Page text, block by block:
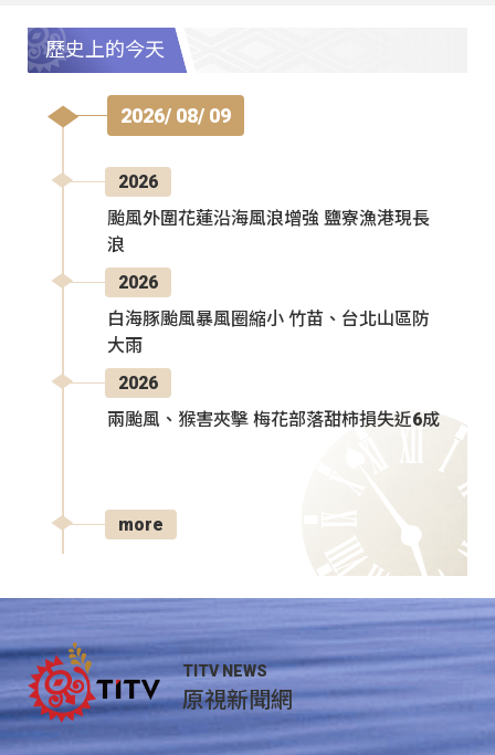
歷史上的今天
2026/ 08/ 09
2026
颱風外圍花蓮沿海風浪增強 鹽寮漁港現長
浪
2026
白海豚颱風暴風圈縮小 竹苗、台北山區防
大雨
2026
兩颱風、猴害夾擊 梅花部落甜柿損失近6成
more
TITV NEWS
原視新聞網